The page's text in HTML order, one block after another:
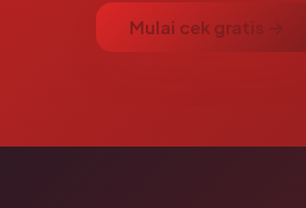
Mulai cek gratis →